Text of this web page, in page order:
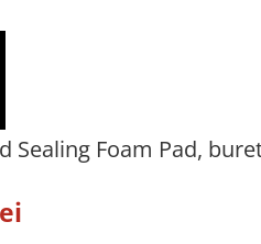
Sealing Foam Pad,